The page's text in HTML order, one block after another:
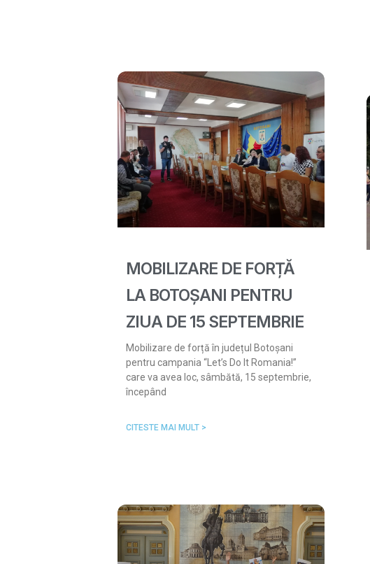
MOBILIZARE DE FORȚĂ
LA BOTOȘANI PENTRU
ZIUA DE 15 SEPTEMBRIE
Mobilizare de forță în județul Botoșani
pentru campania “Let’s Do It Romania!”
care va avea loc, sâmbătă, 15 septembrie,
începând
CITESTE MAI MULT >